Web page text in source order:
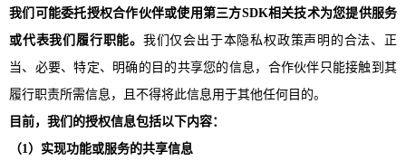
我们可能委托授权合作伙伴或使用第三方SDK相关技术为您提供服务
或代表我们履行职能。 我们仅会出于本隐私权政策声明的合法、正
当、必要、特定、明确的目的共享您的信息，合作伙伴只能接触到其
履行职责所需信息，且不得将此信息用于其他任何目的。
目前，我们的授权信息包括以下内容：
（1）实现功能或服务的共享信息